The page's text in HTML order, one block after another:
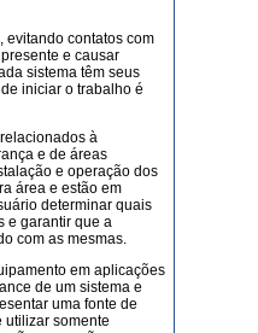
evitando contatos com
e causar
sistema têm seus
iniciar o trabalho é
à
e de áreas
e operação dos
área e estão em
determinar quais
e garantir que a
com as mesmas.
em aplicações
de um sistema e
uma fonte de
utilizar somente